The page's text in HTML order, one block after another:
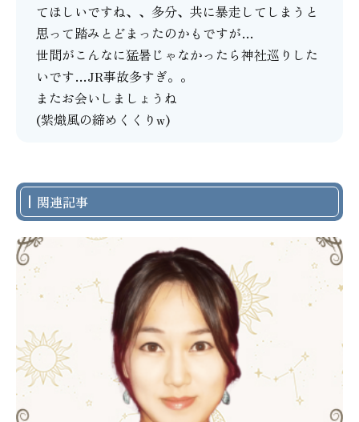
てほしいですね、、多分、共に暴走してしまうと
思って踏みとどまったのかもですが…
世間がこんなに猛暑じゃなかったら神社巡りした
いです…JR事故多すぎ。。
またお会いしましょうね
(紫熾風の締めくくりw)
関連記事